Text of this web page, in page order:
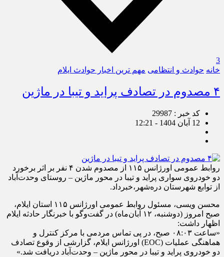
3
خانه حوادث و انتظامی مهم ترین اخبار حوادث ایلام
۴ مصدوم در تصادف پراید و تیبا در ماژین
کد خبر : 29987
12 آبان 1404 - 12:21
روابط عمومی اورژانس ۱۱۵ از مصدوم شدن ۴ نفر بر اثر برخورد
دو خودروی سواری پراید و تیبا در محور ماژین – روستای وحدت‌آباد
از توابع شهرستان دره‌شهر،خبرداد.
محسن ویسی، مسئول روابط عمومی اورژانس ۱۱۵ استان ایلام،
صبح امروز (دوشنبه، ۱۲ آبان‌ماه) در گفت‌وگو با خبرنگار حادثه ایلام
اظهار داشت:
«ساعت ۰۸:۰۳ صبح، در پی تماس مردمی با مرکز کنترل و
هماهنگی عملیات (EOC) اورژانس ایلام، گزارشی از وقوع تصادف
دو خودروی پراید و تیبا در محور ماژین – وحدت‌آباد دریافت شد.»